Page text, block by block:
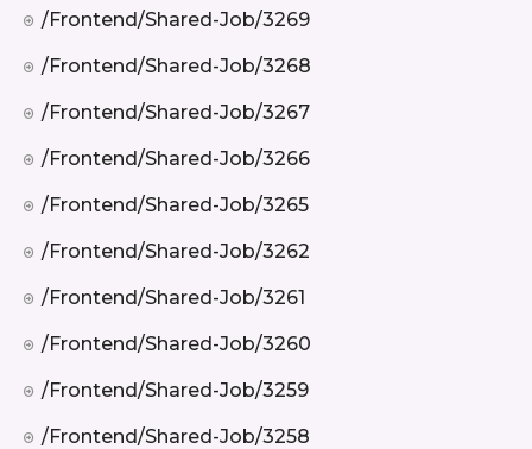
/frontend/shared-Job/3269
/frontend/shared-Job/3268
/frontend/shared-Job/3267
/frontend/shared-Job/3266
/frontend/shared-Job/3265
/frontend/shared-Job/3262
/frontend/shared-Job/3261
/frontend/shared-Job/3260
/frontend/shared-Job/3259
/frontend/shared-Job/3258